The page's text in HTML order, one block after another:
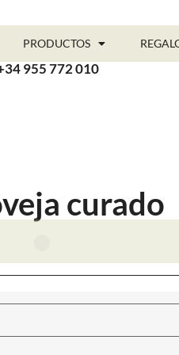
PRODUCTOS
955 772 010
curado